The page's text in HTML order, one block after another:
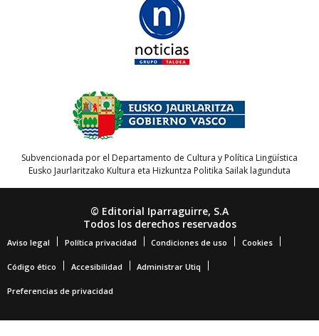
Subvencionada por el Departamento de Cultura y Política Lingüística
Eusko Jaurlaritzako Kultura eta Hizkuntza Politika Sailak lagunduta
© Editorial Iparraguirre, S.A
Todos los derechos reservados
Aviso legal Política privacidad Condiciones de uso Cookies
Código ético Accesibilidad Administrar Utiq
Preferencias de privacidad